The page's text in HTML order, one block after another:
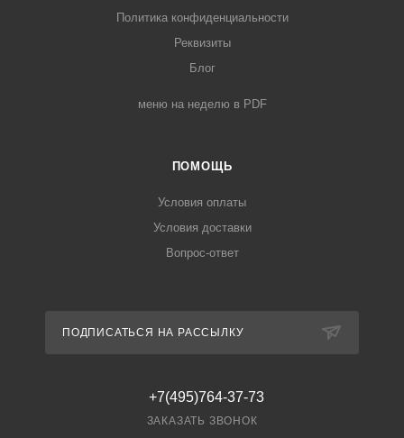
Политика конфиденциальности
Реквизиты
Блог
меню на неделю в PDF
ПОМОЩЬ
Условия оплаты
Условия доставки
Вопрос-ответ
ПОДПИСАТЬСЯ НА РАССЫЛКУ
+7(495)764-37-73
ЗАКАЗАТЬ ЗВОНОК